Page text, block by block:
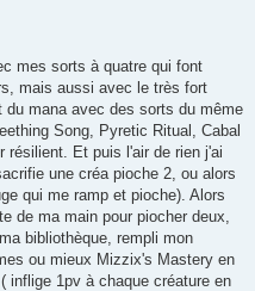
mes sorts à quatre qui font
mais aussi avec le très fort
mana avec des sorts du même
Song, Pyretic Ritual, Cabal
résilient. Et puis l'air de rien j'ai
une créa pioche 2, ou alors
qui me ramp et pioche). Alors
de ma main pour piocher deux,
bibliothèque, rempli mon
ou mieux Mizzix's Mastery en
inflige 1pv à chaque créature en